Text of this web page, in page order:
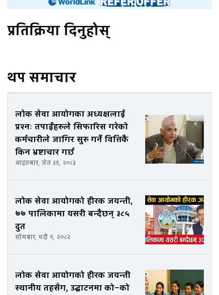
प्रतिक्रिया दिनुहोस्
थप समाचार
लोक सेवा आयोगका अध्यक्षलाई
प्रश्नः तपाईंहरुले सिफारिस गरेको
कर्मचारीले जागिर सुरु गर्ने वित्तिकै
किन भ्रष्टाचार गर्छ
आइतबार, जेठ ३१, २०८३
लोक सेवा आयोगको हीरक जयन्ती,
७७ पालिकामा यसरी बन्दैछन् ३८५
दुत
सोमबार, भदौ ९, २०८२
लोक सेवा आयोगको हीरक जयन्ती
स्थानीय तहसँग, उद्घाटनमा को–को